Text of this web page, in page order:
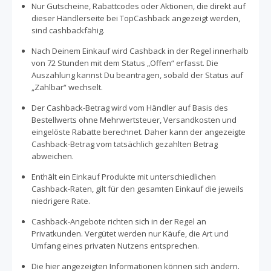
Nur Gutscheine, Rabattcodes oder Aktionen, die direkt auf
dieser Händlerseite bei TopCashback angezeigt werden,
sind cashbackfähig.
Nach Deinem Einkauf wird Cashback in der Regel innerhalb
von 72 Stunden mit dem Status „Offen“ erfasst. Die
Auszahlung kannst Du beantragen, sobald der Status auf
„Zahlbar“ wechselt.
Der Cashback-Betrag wird vom Händler auf Basis des
Bestellwerts ohne Mehrwertsteuer, Versandkosten und
eingelöste Rabatte berechnet. Daher kann der angezeigte
Cashback-Betrag vom tatsächlich gezahlten Betrag
abweichen.
Enthält ein Einkauf Produkte mit unterschiedlichen
Cashback-Raten, gilt für den gesamten Einkauf die jeweils
niedrigere Rate.
Cashback-Angebote richten sich in der Regel an
Privatkunden. Vergütet werden nur Käufe, die Art und
Umfang eines privaten Nutzens entsprechen.
Die hier angezeigten Informationen können sich ändern.